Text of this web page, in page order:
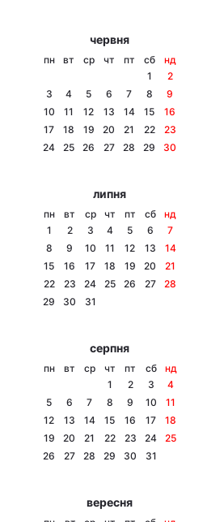
Цікавинки
Екологія
Інтерв'ю
Архів
червня
пн вт ср чт пт сб
нд
1
2
3
4 5 6 7 8
9
10
11 12 13 14 15
16
17
18 19 20 21 22
23
24
25 26 27 28 29 30
липня
пн вт ср чт пт сб
нд
1
2 3 4 5 6
7
8
9 10 11 12 13
14
15
16 17 18 19 20
21
22
23 24 25 26 27
28
29
30 31
серпня
пн вт ср чт пт сб
нд
1
2 3
4
5
6 7 8 9 10
11
12
13 14 15 16 17
18
19
20 21 22 23 24
25
26
27 28 29 30 31
вересня